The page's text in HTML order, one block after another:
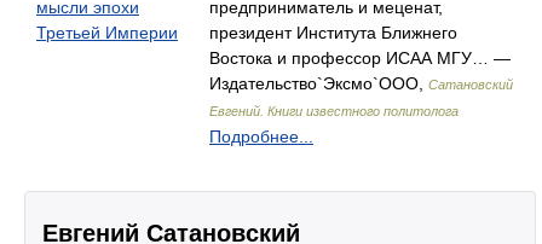
мысли эпохи
Третьей Империи
предприниматель и меценат,
президент Института Ближнего
Востока и профессор ИСАА МГУ… —
Издательство`Эксмо`ООО,
Сатановский
Евгений. Книги известного политолога
Подробнее...
Евгений Сатановский